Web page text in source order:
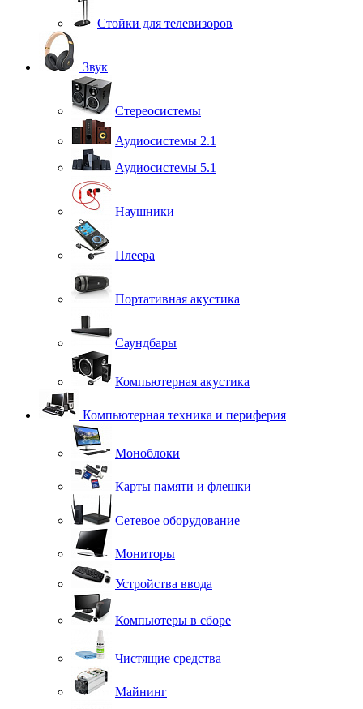
Стойки для телевизоров
Звук
Стереосистемы
Аудиосистемы 2.1
Аудиосистемы 5.1
Наушники
Плеера
Портативная акустика
Саундбары
Компьютерная акустика
Компьютерная техника и периферия
Моноблоки
Карты памяти и флешки
Сетевое оборудование
Мониторы
Устройства ввода
Компьютеры в сборе
Чистящие средства
Майнинг